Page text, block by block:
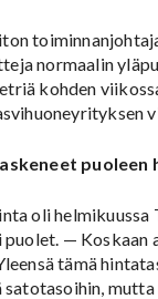
normaalin
kohden
puoleen
oli helmikuussa
puolet. — Koskaan
tämä